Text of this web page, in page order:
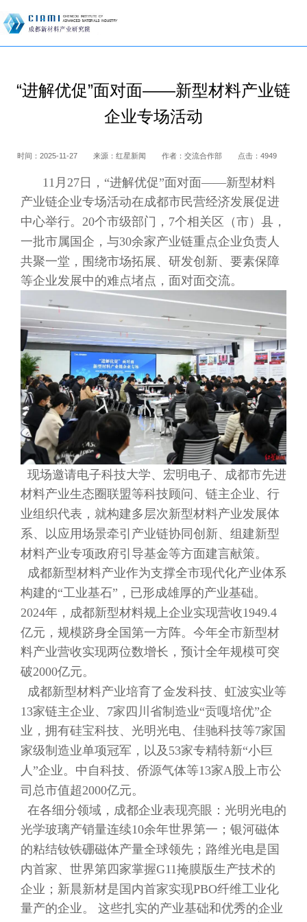
“进解优促”面对面——新型材料产业链
企业专场活动
时间： 2025-11-27 来源： 红星新闻 作者： 交流合作部 点击： 4949
11月27日，“进解优促”面对面——新型材料
产业链企业专场活动在成都市民营经济发展促进
中心举行。20个市级部门，7个相关区（市）县，
一批市属国企，与30余家产业链重点企业负责人
共聚一堂，围绕市场拓展、研发创新、要素保障
等企业发展中的难点堵点，面对面交流。
现场邀请电子科技大学、宏明电子、成都市先进
材料产业生态圈联盟等科技顾问、链主企业、行
业组织代表，就构建多层次新型材料产业发展体
系、以应用场景牵引产业链协同创新、组建新型
材料产业专项政府引导基金等方面建言献策。
成都新型材料产业作为支撑全市现代化产业体系
构建的“工业基石”，已形成雄厚的产业基础。
2024年，成都新型材料规上企业实现营收1949.4
亿元，规模跻身全国第一方阵。今年全市新型材
料产业营收实现两位数增长，预计全年规模可突
破2000亿元。
成都新型材料产业培育了金发科技、虹波实业等
13家链主企业、7家四川省制造业“贡嘎培优”企
业，拥有硅宝科技、光明光电、佳驰科技等7家国
家级制造业单项冠军，以及53家专精特新“小巨
人”企业。中自科技、侨源气体等13家A股上市公
司总市值超2000亿元。
在各细分领域，成都企业表现亮眼：光明光电的
光学玻璃产销量连续10余年世界第一；银河磁体
的粘结钕铁硼磁体产量全球领先；路维光电是国
内首家、世界第四家掌握G11掩膜版生产技术的
企业；新晨新材是国内首家实现PBO纤维工业化
量产的企业。 这些扎实的产业基础和优秀的企业